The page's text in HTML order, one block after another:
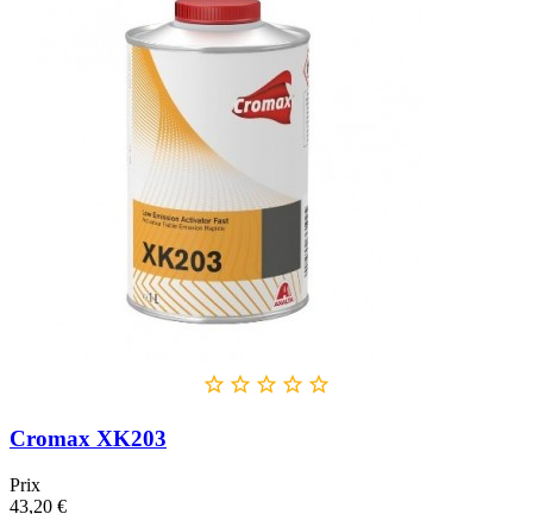
    
Cromax XK203
Prix
43,20 €